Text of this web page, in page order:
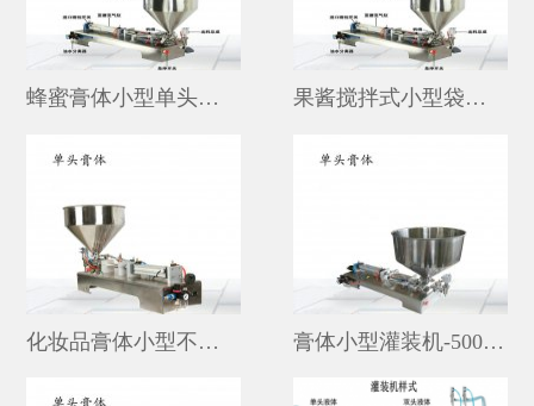
蜂蜜膏体小型单头自动灌装机价格多少 果酱搅拌式小型袋子定量灌装机图片
化妆品膏体小型不锈钢单头灌装机厂家 膏体小型灌装机-500毫升全自动灌装机厂家